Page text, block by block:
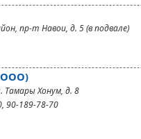
пр-т Навои, д. 5 (в подвале)
ООО)
Тамары Хонум, д. 8
90-189-78-70